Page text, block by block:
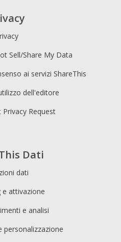
Dati
dati
e attivazione
e analisi
personalizzazione
Sell/Share My Data
ai servizi ShareThis
dell'editore
Request